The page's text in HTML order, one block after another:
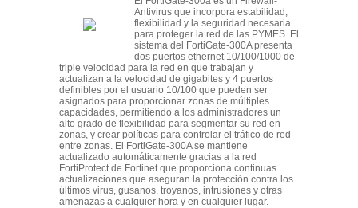
Antivirus que incorpora estabilidad,
flexibilidad y la seguridad necesaria
para proteger la red de las PYMES. El
sistema del FortiGate-300A presenta
dos puertos ethernet 10/100/1000 de
triple velocidad para la red en que trabajan y
actualizan a la velocidad de gigabites y 4 puertos
definibles por el usuario 10/100 que pueden ser
asignados para proporcionar zonas de múltiples
capacidades, permitiendo a los administradores un
alto grado de flexibilidad para segmentar su red en
zonas, y crear políticas para controlar el tráfico de red
entre zonas. El FortiGate-300A se mantiene
actualizado automáticamente gracias a la red
FortiProtect de Fortinet que proporciona continuas
actualizaciones que aseguran la protección contra los
últimos virus, gusanos, troyanos, intrusiones y otras
amenazas a cualquier hora y en cualquier lugar.